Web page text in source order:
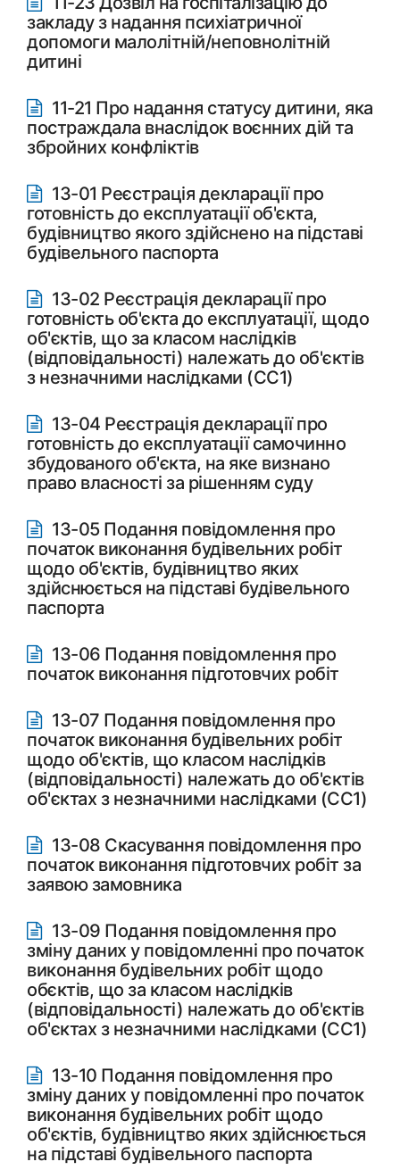
закладу з надання психіатричної
допомоги малолітній/неповнолітній
дитині
11-21 Про надання статусу дитини, яка
постраждала внаслідок воєнних дій та
збройних конфліктів
13-01 Реєстрація декларації про
готовність до експлуатації об'єкта,
будівництво якого здійснено на підставі
будівельного паспорта
13-02 Реєстрація декларації про
готовність об'єкта до експлуатації, щодо
об'єктів, що за класом наслідків
(відповідальності) належать до об'єктів
з незначними наслідками (СС1)
13-04 Реєстрація декларації про
готовність до експлуатації самочинно
збудованого об'єкта, на яке визнано
право власності за рішенням суду
13-05 Подання повідомлення про
початок виконання будівельних робіт
щодо об'єктів, будівництво яких
здійснюється на підставі будівельного
паспорта
13-06 Подання повідомлення про
початок виконання підготовчих робіт
13-07 Подання повідомлення про
початок виконання будівельних робіт
щодо об'єктів, що класом наслідків
(відповідальності) належать до об'єктів
об'єктах з незначними наслідками (СС1)
13-08 Скасування повідомлення про
початок виконання підготовчих робіт за
заявою замовника
13-09 Подання повідомлення про
зміну даних у повідомленні про початок
виконання будівельних робіт щодо
обєктів, що за класом наслідків
(відповідальності) належать до об'єктів
об'єктах з незначними наслідками (СС1)
13-10 Подання повідомлення про
зміну даних у повідомленні про початок
виконання будівельних робіт щодо
об'єктів, будівництво яких здійснюється
на підставі будівельного паспорта